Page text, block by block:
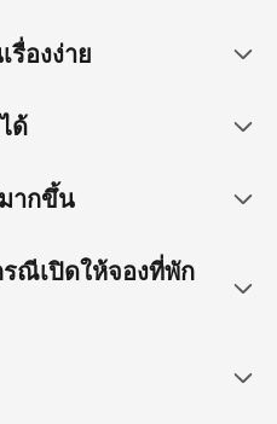
รื่องง่าย
ด้
ากขึ้น
ณีเปิดให้จองที่พัก